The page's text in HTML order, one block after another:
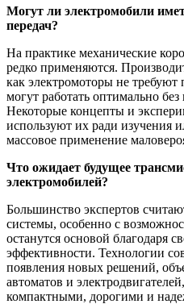
Могут ли электромобили
передач?
На практике механические
редко применяются.
как электромоторы не требуют
могут работать оптимально
Некоторые концепты и
используют их ради изучения
массовое применение
Что ожидает будущее
электромобилей?
Большинство экспертов
системы, особенно с
останутся основой благодаря
эффективности. Технологии
появления новых решений,
автоматов и
компактными, дорогими и